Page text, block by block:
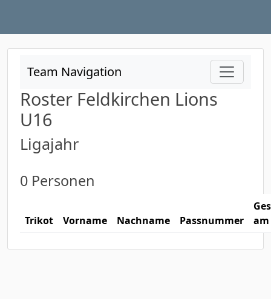
Team Navigation
Roster Feldkirchen Lions
U16
Ligajahr
0 Personen
Trikot Vorname Nachname Passnummer
am